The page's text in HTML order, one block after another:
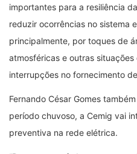
importantes para a resiliência
reduzir ocorrências no sistema
principalmente, por toques de
atmosféricas e outras
interrupções no fornecimento
Fernando César Gomes
período chuvoso, a Cemig vai
preventiva na rede elétrica.